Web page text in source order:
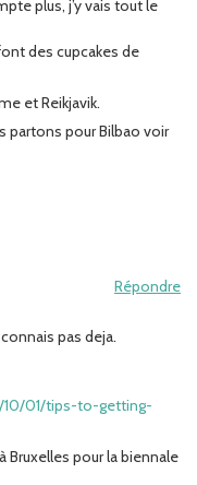
plus, j’y vais tout le
des cupcakes de
et Reikjavik.
partons pour Bilbao voir
Répondre
pas deja.
10/01/tips-to-getting-
Bruxelles pour la biennale